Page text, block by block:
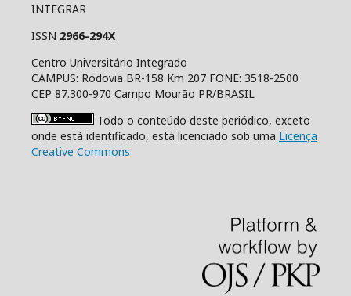
INTEGRAR
ISSN 2966-294X
Centro Universitário Integrado
CAMPUS: Rodovia BR-158 Km 207 FONE: 3518-2500
CEP 87.300-970 Campo Mourão PR/BRASIL
Todo o conteúdo deste periódico, exceto
onde está identificado, está licenciado sob uma Licença
Creative Commons